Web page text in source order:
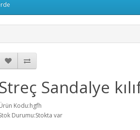
Sandalye
Kodu:hgfh
Durumu:Stokta var